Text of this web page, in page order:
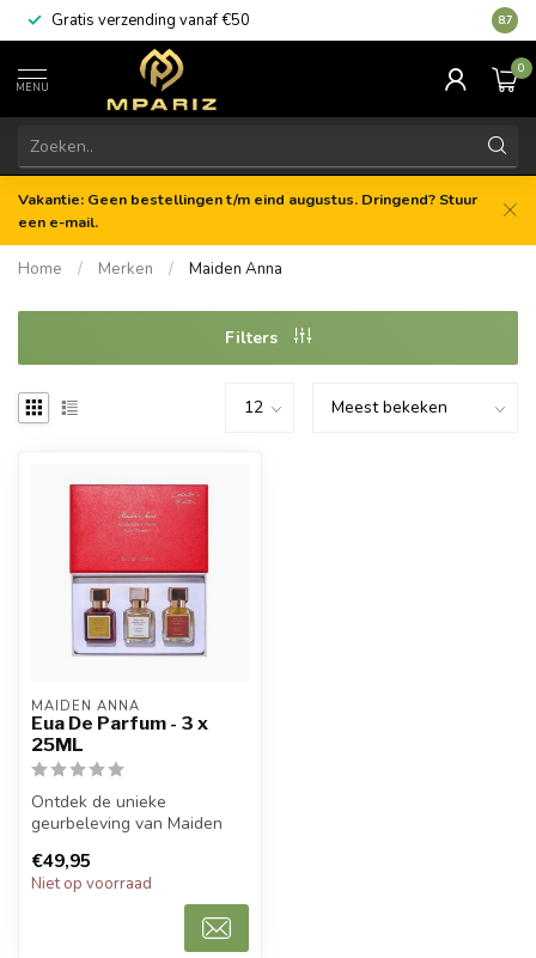
Gratis verzending vanaf €50 8.7
MENU
0
Vakantie: Geen bestellingen t/m eind augustus. Dringend? Stuur
een e-mail.
Home / Merken / Maiden Anna
Filters
MAIDEN ANNA
Eua De Parfum - 3 x
25ML
Ontdek de unieke
geurbeleving van Maiden
parfumset. De...
€49,95
Niet op voorraad